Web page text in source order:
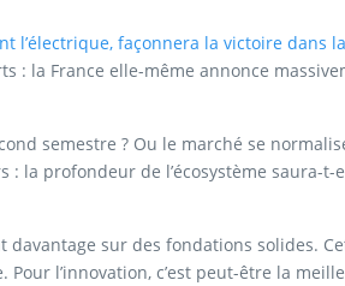
l’électrique, façonnera la victoire dans la
la France elle-même annonce
semestre ? Ou le marché se
: la profondeur de l’écosystème saura-
sur des fondations solides.
l’innovation, c’est peut-être la